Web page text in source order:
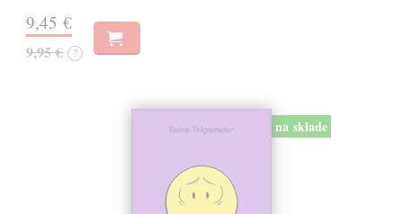
9,45 €
9,95 € ?
na sklade